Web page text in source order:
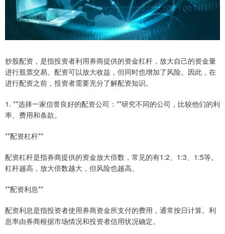
炒股配资，是指投资者利用券商提供的资金杠杆，放大自己的资金量
进行股票交易。配资可以放大收益，但同时也增加了风险。因此，在
进行配资之前，投资者需要充分了解配资知识。
1. **选择一家信誉良好的配资公司：**研究不同的公司，比较他们的利
率、费用和条款。
**配资杠杆**
配资杠杆是指券商提供的资金放大倍数，常见的有1:2、1:3、1:5等。
杠杆越高，放大倍数越大，但风险也越高。
**配资利息**
配资利息是指投资者使用券商资金所支付的费用，通常按日计算。利
息率由券商根据市场情况和投资者信用状况确定。